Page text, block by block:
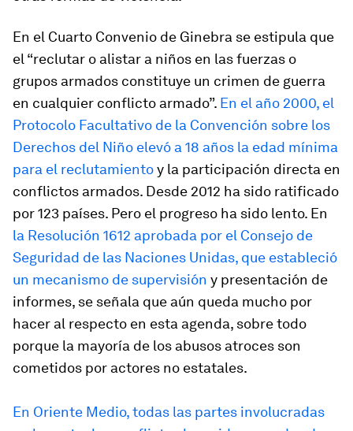
En el Cuarto Convenio de Ginebra se estipula que
el “reclutar o alistar a niños en las fuerzas o
grupos armados constituye un crimen de guerra
en cualquier conflicto armado”. En el año 2000, el
Protocolo Facultativo de la Convención sobre los
Derechos del Niño elevó a 18 años la edad mínima
para el reclutamientoy la participación directa en
conflictos armados. Desde 2012 ha sido ratificado
por 123 países. Pero el progreso ha sido lento. En
la Resolución 1612 aprobada por el Consejo de
Seguridad de las Naciones Unidas, que estableció
un mecanismo de supervisión y presentación de
informes, se señala que aún queda mucho por
hacer al respecto en esta agenda, sobre todo
porque la mayoría de los abusos atroces son
cometidos por actores no estatales.
En Oriente Medio, todas las partes involucradas